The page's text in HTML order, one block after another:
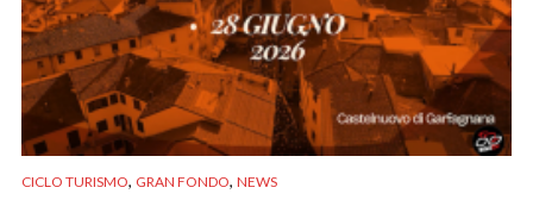
CICLO TURISMO, GRAN FONDO, NEWS